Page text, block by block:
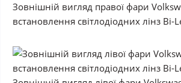
Зовнішній вигляд правої фари
встановлення світлодіодних лінз Bi-